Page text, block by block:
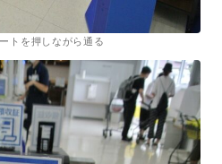
トを押しながら通る